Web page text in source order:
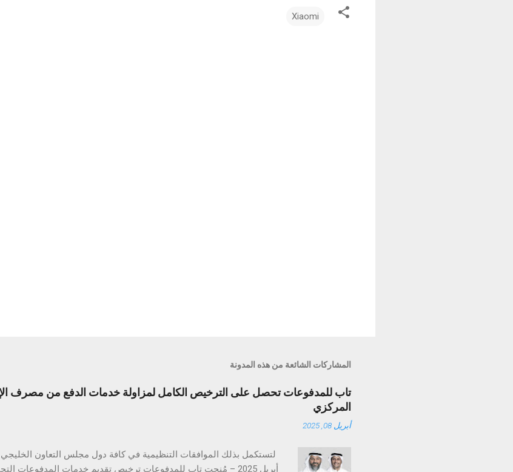
Xiaomi
المشاركات الشائعة من هذه المدونة
تاب للمدفوعات تحصل على الترخيص الكامل لمزاولة خدمات الدفع من مصرف
المركزي
أبريل 08, 2025
أبريل 2025 – مُنحت تاب للمدفوعات ترخيص تقديم خدمات المدفوعات